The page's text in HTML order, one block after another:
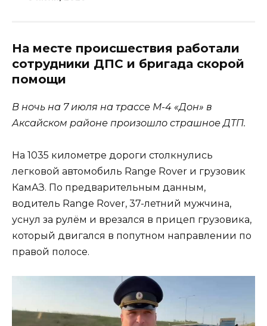
На месте происшествия работали
сотрудники ДПС и бригада скорой
помощи
В ночь на 7 июля на трассе М-4 «Дон» в
Аксайском районе произошло страшное ДТП.
На 1035 километре дороги столкнулись
легковой автомобиль Range Rover и грузовик
КамАЗ. По предварительным данным,
водитель Range Rover, 37-летний мужчина,
уснул за рулём и врезался в прицеп грузовика,
который двигался в попутном направлении по
правой полосе.